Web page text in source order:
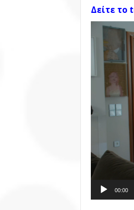
Δείτε το
Πρόγραμμα
Βίντεο
00:00